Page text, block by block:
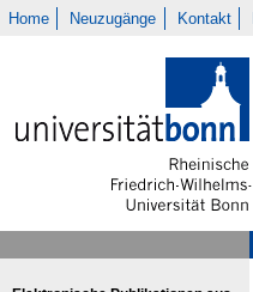
Home Neuzugänge Kontakt